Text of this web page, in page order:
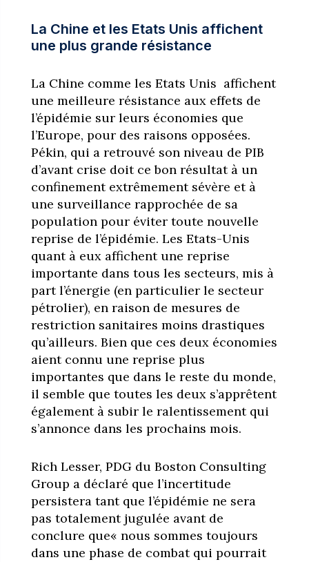
La Chine et les Etats Unis affichent
une plus grande résistance
La Chine comme les Etats Unis affichent
une meilleure résistance aux effets de
l’épidémie sur leurs économies que
l’Europe, pour des raisons opposées.
Pékin, qui a retrouvé son niveau de PIB
d’avant crise doit ce bon résultat à un
confinement extrêmement sévère et à
une surveillance rapprochée de sa
population pour éviter toute nouvelle
reprise de l’épidémie. Les Etats-Unis
quant à eux affichent une reprise
importante dans tous les secteurs, mis à
part l’énergie (en particulier le secteur
pétrolier), en raison de mesures de
restriction sanitaires moins drastiques
qu’ailleurs. Bien que ces deux économies
aient connu une reprise plus
importantes que dans le reste du monde,
il semble que toutes les deux s’apprêtent
également à subir le ralentissement qui
s’annonce dans les prochains mois.
Rich Lesser, PDG du Boston Consulting
Group a déclaré que l’incertitude
persistera tant que l’épidémie ne sera
pas totalement jugulée avant de
conclure que« nous sommes toujours
dans une phase de combat qui pourrait